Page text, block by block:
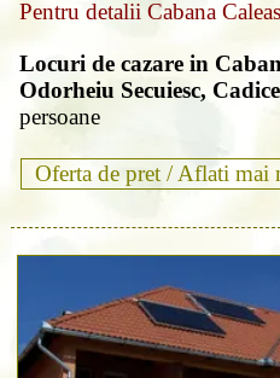
Pentru detalii Cabana
Locuri de cazare in
Odorheiu Secuiesc,
persoane
Oferta de pret /Aflati mai